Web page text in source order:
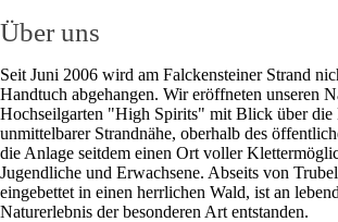
Über uns
Seit Juni 2006 wird am Falckensteiner Strand
Handtuch abgehangen. Wir eröffneten unseren
Hochseilgarten "High Spirits" mit Blick über die
unmittelbarer Strandnähe, oberhalb des
die Anlage seitdem einen Ort voller
Jugendliche und Erwachsene. Abseits von
eingebettet in einen herrlichen Wald, ist an
Naturerlebnis der besonderen Art entstanden.